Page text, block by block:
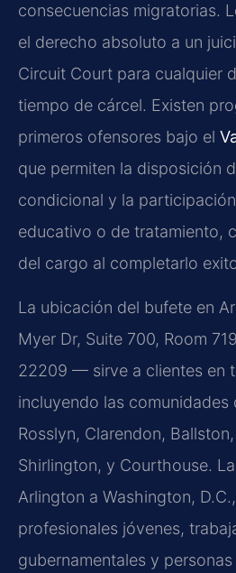
consecuencias migratorias.
el derecho absoluto a un
Circuit Court para cualquier
tiempo de cárcel. Existen
primeros ofensores bajo el
que permiten la disposición
condicional y la
educativo o de tratamiento,
del cargo al completarlo
La ubicación del bufete en
Myer Dr, Suite 700, Room
22209 — sirve a clientes en
incluyendo las comunidades
Rosslyn, Clarendon,
Shirlington, y Courthouse.
Arlington a Washington,
profesionales jóvenes,
gubernamentales y